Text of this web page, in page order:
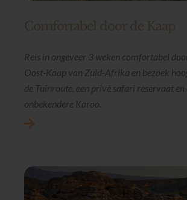
Comfortabel door de Kaap
Reis in ongeveer 3 weken comfortabel
Oost-Kaap van Zuid-Afrika en bezoek
de Tuinroute, een privé safari reservaat en
onbekendere Karoo.